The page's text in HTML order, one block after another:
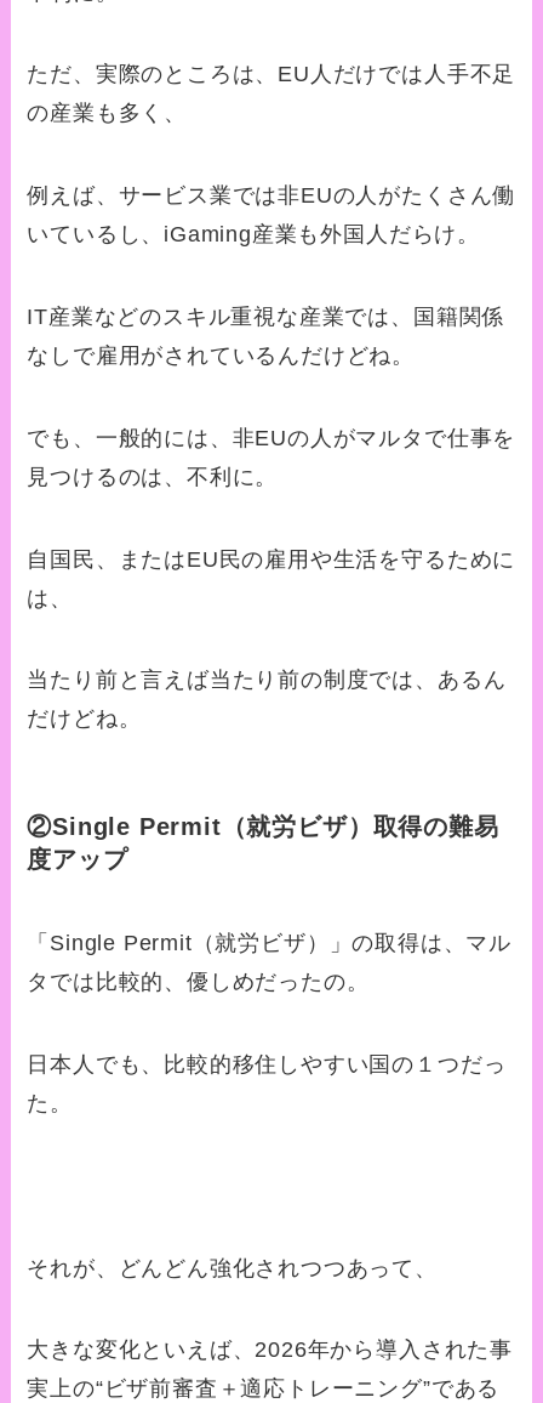
ただ、実際のところは、EU人だけでは人手不足
の産業も多く、
例えば、サービス業では非EUの人がたくさん働
いているし、iGaming産業も外国人だらけ。
IT産業などのスキル重視な産業では、国籍関係
なしで雇用がされているんだけどね。
でも、一般的には、非EUの人がマルタで仕事を
見つけるのは、不利に。
自国民、またはEU民の雇用や生活を守るために
は、
当たり前と言えば当たり前の制度では、あるん
だけどね。
②Single Permit（就労ビザ）取得の難易
度アップ
「Single Permit（就労ビザ）」の取得は、マル
タでは比較的、優しめだったの。
日本人でも、比較的移住しやすい国の１つだっ
た。
それが、どんどん強化されつつあって、
大きな変化といえば、2026年から導入された事
実上の“ビザ前審査＋適応トレーニング”である